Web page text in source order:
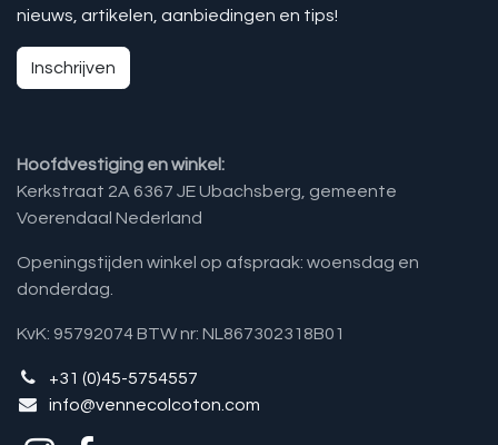
nieuws, artikelen, aanbiedingen en tips!
Inschrijven
Hoofdvestiging en winkel:
Kerkstraat 2A 6367 JE Ubachsberg, gemeente
Voerendaal Nederland
Openingstijden winkel op afspraak: woensdag en
donderdag.
KvK: 95792074 BTW nr: NL867302318B01
+31 (0)45-5754557
info@vennecolcoton.com